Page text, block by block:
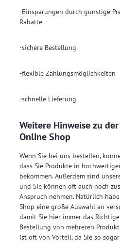
-Einsparungen durch günstige
Rabatte
-sichere Bestellung
-flexible Zahlungsmöglichkeiten
-schnelle Lieferung
Weitere Hinweise zu
Online Shop
Wenn Sie bei uns bestellen,
dass Sie Produkte in
bekommen. Außerdem sind
und Sie können oft auch noch
Anspruch nehmen. Natürlich
Shop eine große Auswahl an
damit Sie hier immer das
Bestellung von mehreren
ist oft von Vorteil, da Sie so